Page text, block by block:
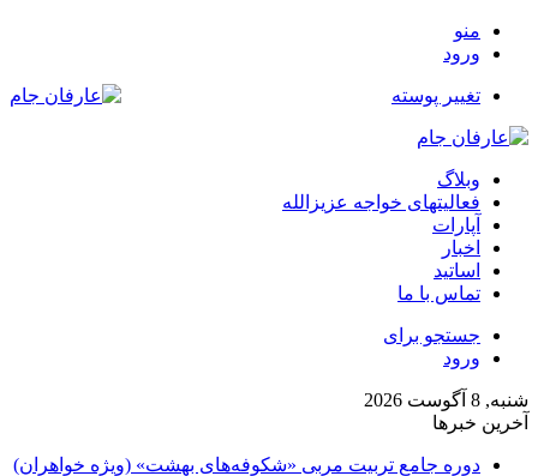
منو
ورود
تغییر پوسته
وبلاگ
فعالیتهای خواجه عزیزالله
آپارات
اخبار
اساتید
تماس با ما
جستجو برای
ورود
شنبه, 8 آگوست 2026
آخرین خبرها
دوره جامع تربیت مربی «شکوفه‌های بهشت» (ویژه خواهران)